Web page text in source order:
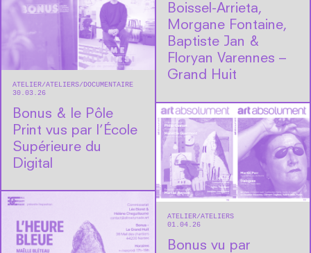
Boissel-Arrieta,
Morgane Fontaine,
Baptiste Jan &
Floryan Varennes –
Grand Huit
ATELIER ATELIERS
DOCUMENTAIRE
30.03.26
Bonus & le Pôle
Print vus par l’École
Supérieure du
Digital
ATELIER ATELIERS
01.04.26
Bonus vu par